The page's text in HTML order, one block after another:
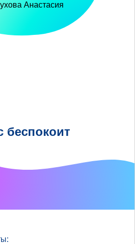
Анастасия
беспокоит